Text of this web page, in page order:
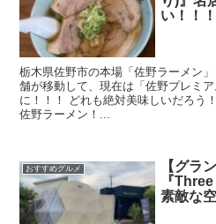
い！！！
栃木県佐野市の本場「佐野ラーメン
舗が移動して、現在は「佐野プレミ
に！！！ どれも絶対美味しいだろう
佐野ラーメン！...
おすすめグルメ
【グラ
『
素敵な